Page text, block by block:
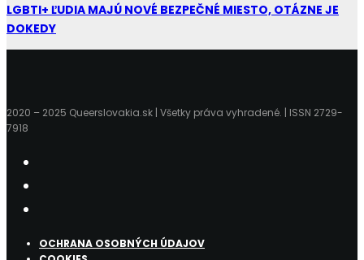
LGBTI+ ĽUDIA MAJÚ NOVÉ BEZPEČNÉ MIESTO, OTÁZNE JE
DOKEDY
2020 – 2025 Queerslovakia.sk | Všetky práva vyhradené. | ISSN 2729-
7918
OCHRANA OSOBNÝCH ÚDAJOV